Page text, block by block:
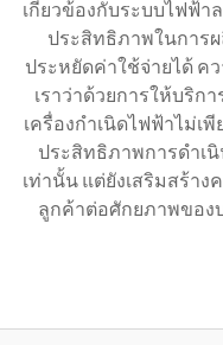
เกี่ยวข้องกับระบบไฟฟ้าล
ประสิทธิภาพในการ
ประหยัดค่าใช้จ่ายได้ ค
เราว่าด้วยการให้บริก
เครื่องกำเนิดไฟฟ้าไม่เ
ประสิทธิภาพการดำเ
เท่านั้น แต่ยังเสริมสร้าง
ลูกค้าต่อศักยภาพของ